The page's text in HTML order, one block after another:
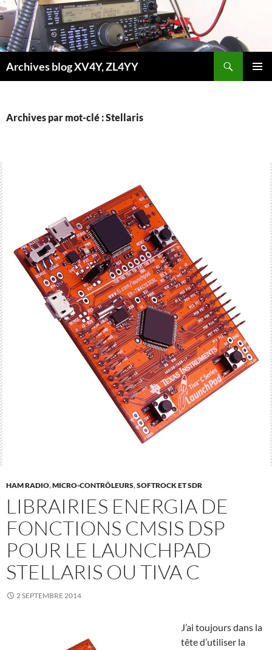
Aller
au
contenu
Archives blog XV4Y, ZL4YY
Archives par mot-clé : Stellaris
HAM RADIO,MICRO-CONTRÔLEURS,SOFTROCK ET SDR
LIBRAIRIES ENERGIA DE
FONCTIONS CMSIS DSP
POUR LE LAUNCHPAD
STELLARIS OU TIVA C
2 SEPTEMBRE 2014
J’ai toujours dans la
tête d’utiliser la